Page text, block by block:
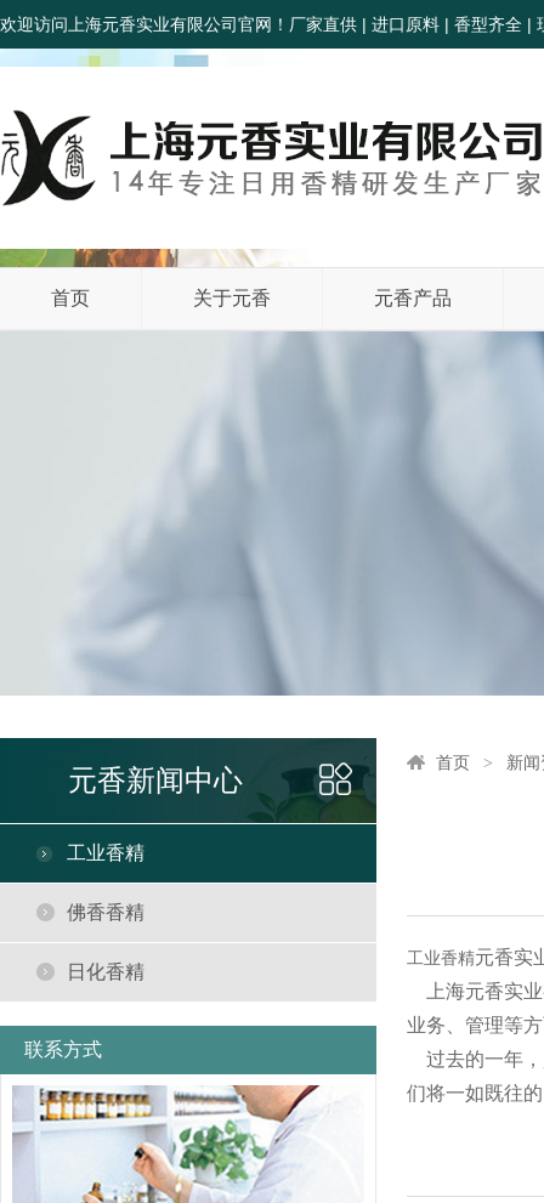
欢迎访问上海元香实业有限公司官网！厂家直供 | 进口原料 | 香型齐全 |
首页 关于元香 元香产品
元香新闻中心
工业香精
佛香香精
日化香精
联系方式
首页 新
工业香精元香实
上海元香实业
业务、管理等
过去的一年，
们将一如既往